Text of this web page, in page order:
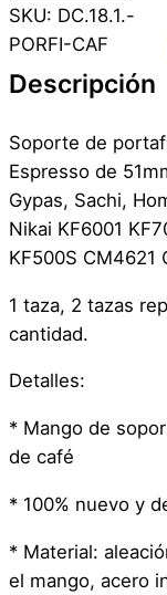
r
t
a
l
r
o
M
a
g
o
C
f
a
SKU: DC.18.1.-
PORFI-CAF
Descripción
Soporte de
Espresso de
Gypas, Sachi,
Nikai KF6001
KF500S CM4621
1 taza, 2 tazas
cantidad.
Detalles:
* Mango de
de café
* 100% nuevo y
* Material:
el mango, acero